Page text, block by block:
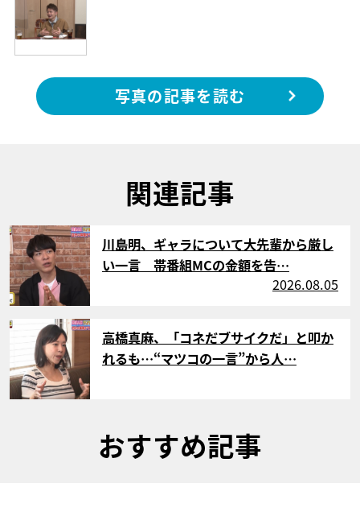
写真の記事を読む
関連記事
サムネイル
川島明、ギャラについて大先輩から厳し
い一言 帯番組MCの金額を告…
2026.08.05
サムネイル
高橋真麻、「コネだブサイクだ」と叩か
れるも…“マツコの一言”から人…
おすすめ記事